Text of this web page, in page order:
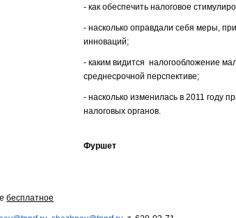
- как обеспечить налоговое
- насколько оправдали себя меры,
инноваций;
- каким видится налогообложение
среднесрочной перспективе;
- насколько изменилась в 2011 году
налоговых органов.
Фуршет
бесплатное